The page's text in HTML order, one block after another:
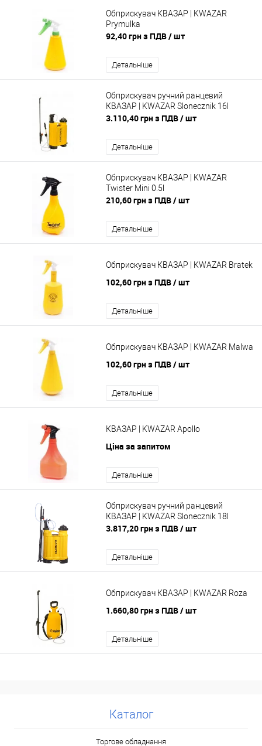
Обприскувач КВАЗАР | KWAZAR
Prymulka
92,40 грн з ПДВ/ шт
Детальніше
Обприскувач ручний ранцевий
КВАЗАР | KWAZAR Slonecznik 16l
3.110,40 грн з ПДВ/ шт
Детальніше
Обприскувач КВАЗАР | KWAZAR
Twister Mini 0.5l
210,60 грн з ПДВ/ шт
Детальніше
Обприскувач КВАЗАР | KWAZAR Bratek
102,60 грн з ПДВ/ шт
Детальніше
Обприскувач КВАЗАР | KWAZAR Malwa
102,60 грн з ПДВ/ шт
Детальніше
КВАЗАР | KWAZAR Apollo
Ціна за запитом
Детальніше
Обприскувач ручний ранцевий
КВАЗАР | KWAZAR Slonecznik 18l
3.817,20 грн з ПДВ/ шт
Детальніше
Обприскувач КВАЗАР | KWAZAR Roza
1.660,80 грн з ПДВ/ шт
Детальніше
Каталог
Торгове обладнання